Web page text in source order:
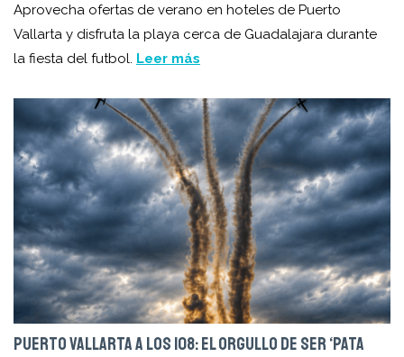
Aprovecha ofertas de verano en hoteles de Puerto
Vallarta y disfruta la playa cerca de Guadalajara durante
la fiesta del futbol. Leer más
PUERTO VALLARTA A LOS 108: EL ORGULLO DE SER ‘PATA